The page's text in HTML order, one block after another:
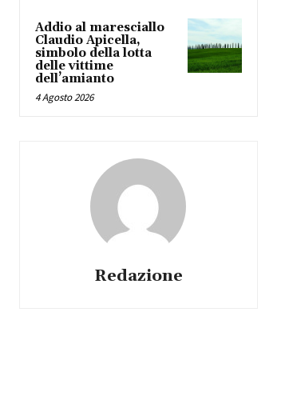
Addio al maresciallo
Claudio Apicella,
simbolo della lotta
delle vittime
dell’amianto
4 Agosto 2026
Redazione